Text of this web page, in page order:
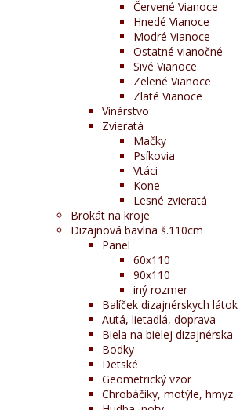
Červené Vianoce
Hnedé Vianoce
Modré Vianoce
Ostatné vianočné
Sivé Vianoce
Zelené Vianoce
Zlaté Vianoce
Vinárstvo
Zvieratá
Mačky
Psíkovia
Vtáci
Kone
Lesné zvieratá
Brokát na kroje
Dizajnová bavlna š.110cm
Panel
60x110
90x110
iný rozmer
Balíček dizajnérskych látok
Autá, lietadlá, doprava
Biela na bielej dizajnérska
Bodky
Detské
Geometrický vzor
Chrobáčiky, motýle, hmyz